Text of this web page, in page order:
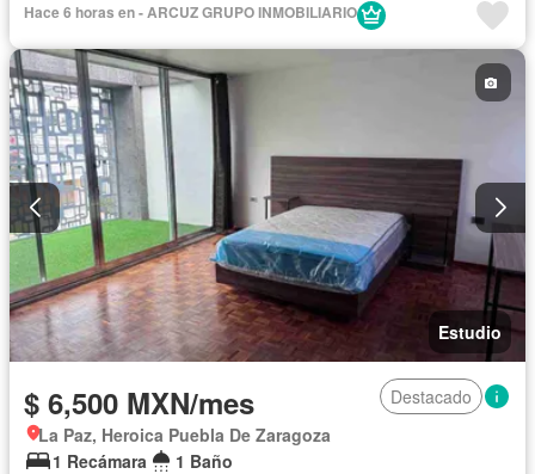
Hace 6 horas en - ARCUZ GRUPO INMOBILIARIO
Estudio
$ 6,500 MXN/mes
Destacado
La Paz, Heroica Puebla De Zaragoza
1 Recámara
1 Baño